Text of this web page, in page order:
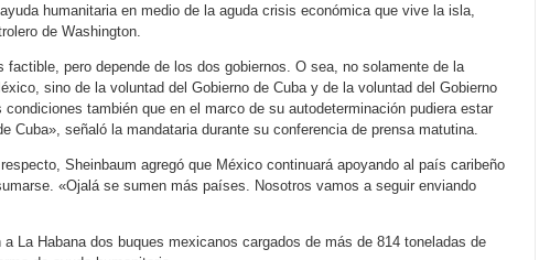
humanitaria en medio de la aguda crisis económica que vive la isla,
de Washington.
factible, pero depende de los dos gobiernos. O sea, no solamente de la
sino de la voluntad del Gobierno de Cuba y de la voluntad del Gobierno
también que en el marco de su autodeterminación pudiera estar
Cuba», señaló la mandataria durante su conferencia de prensa matutina.
Sheinbaum agregó que México continuará apoyando al país caribeño
«Ojalá se sumen más países. Nosotros vamos a seguir enviando
a La Habana dos buques mexicanos cargados de más de 814 toneladas de